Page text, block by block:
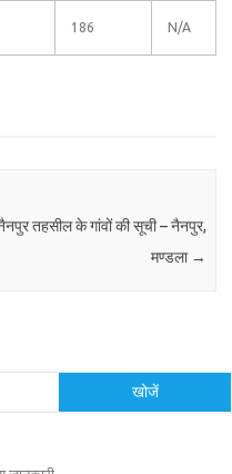
186 N/A
तहसील के गांवों की सूची – नैनपुर,
मण्डला →
खोजें